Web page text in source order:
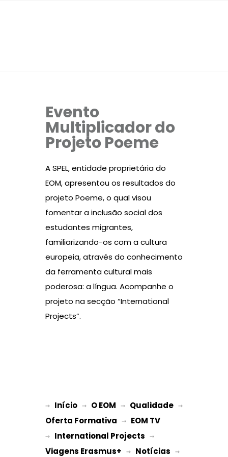
Evento
Multiplicador do
Projeto Poeme
A SPEL, entidade proprietária do
EOM, apresentou os resultados do
projeto Poeme, o qual visou
fomentar a inclusão social dos
estudantes migrantes,
familiarizando-os com a cultura
europeia, através do conhecimento
da ferramenta cultural mais
poderosa: a língua. Acompanhe o
projeto na secção “International
Projects”.
→ Início → O EOM → Qualidade
Oferta Formativa → EOM TV
→ International Projects
Viagens Erasmus+ → Notícias